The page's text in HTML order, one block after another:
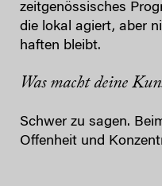
zeitgenössisches
die lokal agiert, aber
haften bleibt.
Was macht deine
Schwer zu sagen.
Offenheit und